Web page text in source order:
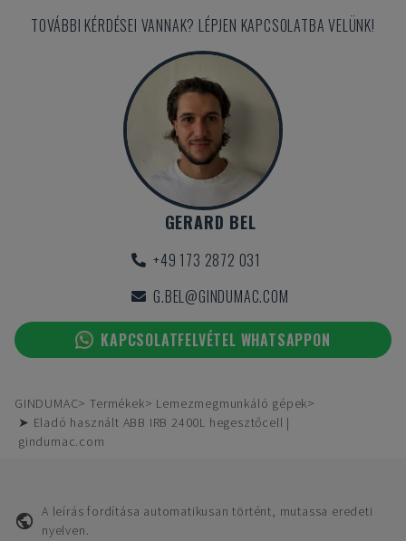
TOVÁBBI KÉRDÉSEI VANNAK? LÉPJEN KAPCSOLATBA VELÜNK!
GERARD BEL
+49 173 2872 031
G.BEL@GINDUMAC.COM
KAPCSOLATFELVÉTEL WHATSAPPON
GINDUMAC Termékek
Lemezmegmunkáló gépek
➤ Eladó használt ABB IRB 2400L hegesztőcell |
gindumac.com
A leírás fordítása automatikusan történt, mutassa eredeti
nyelven.